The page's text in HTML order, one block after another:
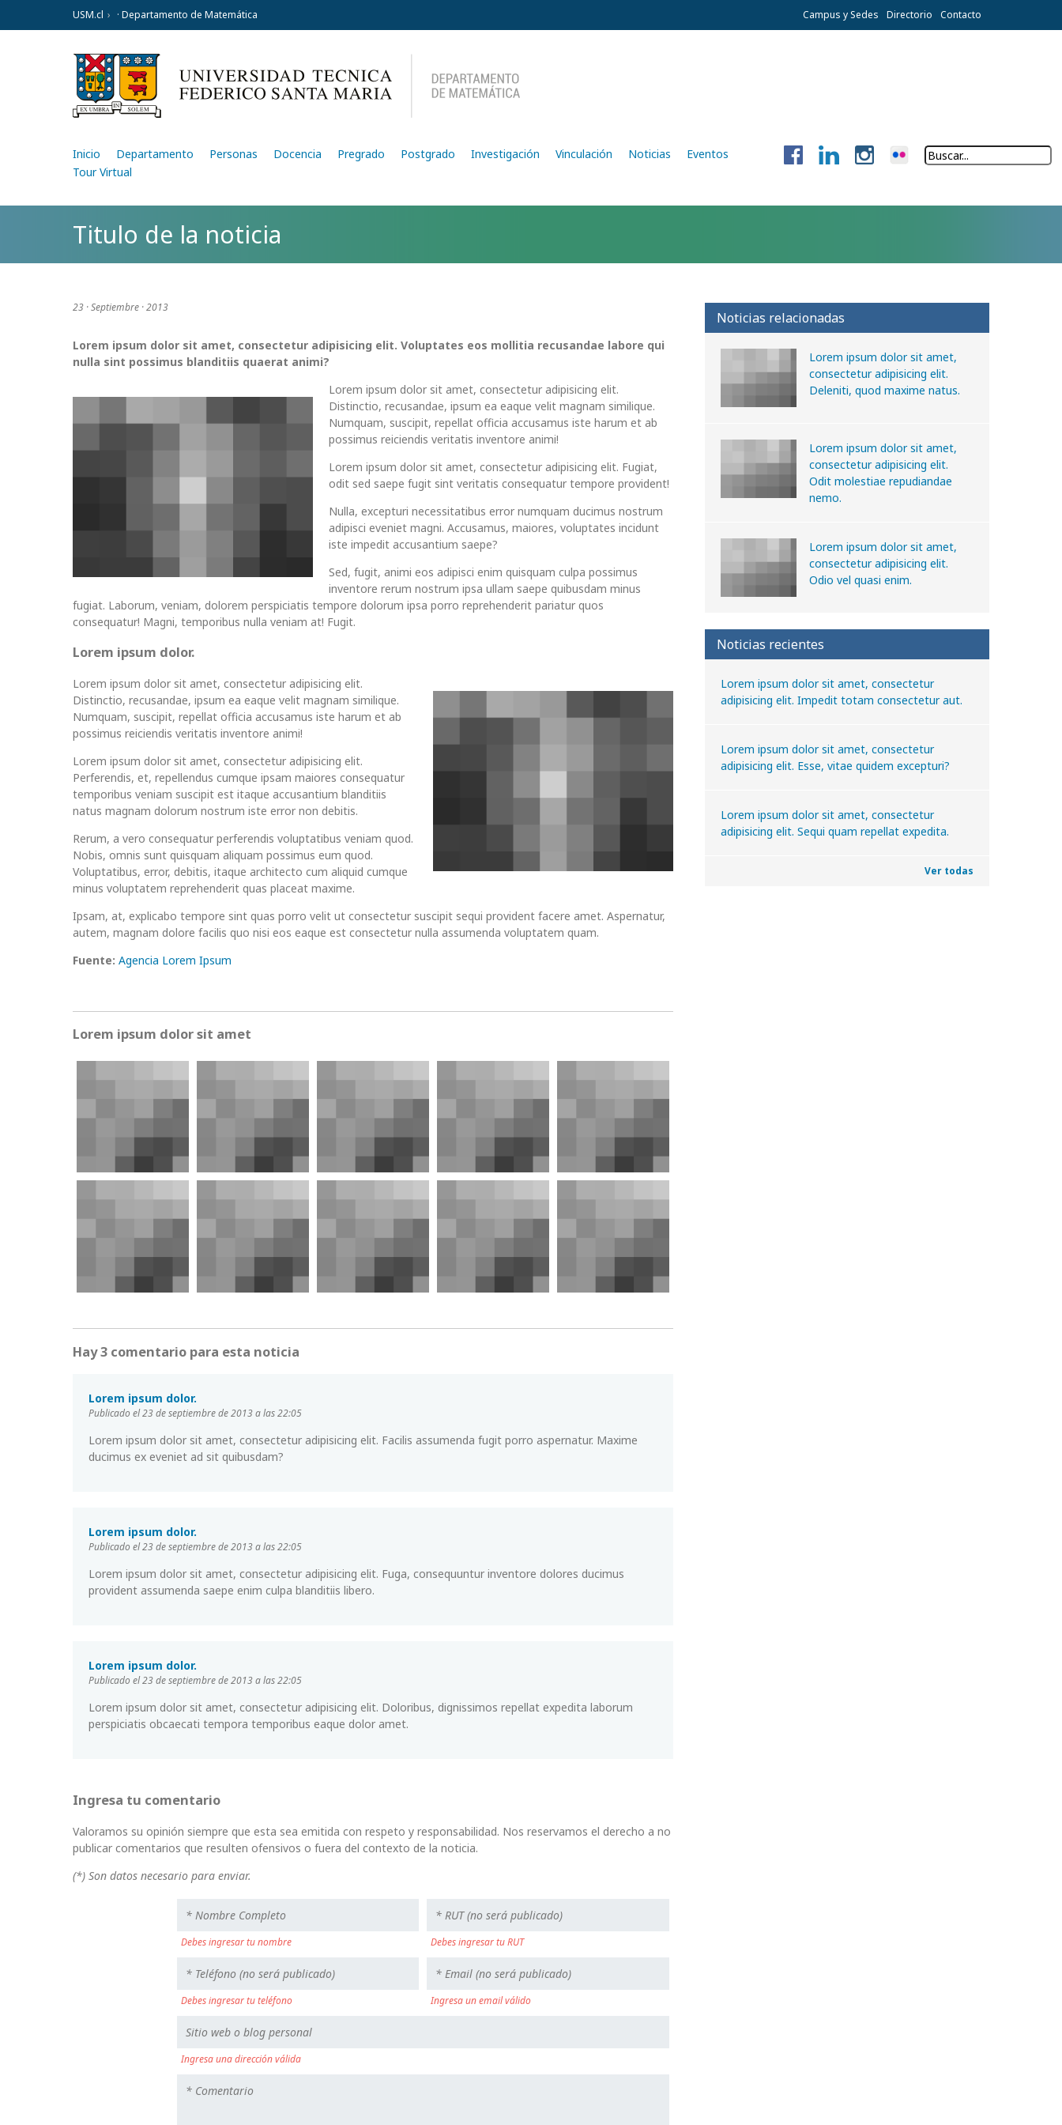
USM.cl · Departamento de Matemática Campus y Sedes Directorio Contacto
Inicio Departamento Personas Docencia Pregrado Postgrado Investigación Vinculación Noticias
Eventos
Tour Virtual
Titulo de la noticia
23 · Septiembre · 2013
Lorem ipsum dolor sit amet, consectetur adipisicing elit. Voluptates eos mollitia recusandae labore qui
nulla sint possimus blanditiis quaerat animi?
Lorem ipsum dolor sit amet, consectetur adipisicing elit.
Distinctio, recusandae, ipsum ea eaque velit magnam similique.
Numquam, suscipit, repellat officia accusamus iste harum et ab
possimus reiciendis veritatis inventore animi!
Lorem ipsum dolor sit amet, consectetur adipisicing elit. Fugiat,
odit sed saepe fugit sint veritatis consequatur tempore provident!
Nulla, excepturi necessitatibus error numquam ducimus nostrum
adipisci eveniet magni. Accusamus, maiores, voluptates incidunt
iste impedit accusantium saepe?
Sed, fugit, animi eos adipisci enim quisquam culpa possimus
inventore rerum nostrum ipsa ullam saepe quibusdam minus
fugiat. Laborum, veniam, dolorem perspiciatis tempore dolorum ipsa porro reprehenderit pariatur quos
consequatur! Magni, temporibus nulla veniam at! Fugit.
Lorem ipsum dolor.
Lorem ipsum dolor sit amet, consectetur adipisicing elit.
Distinctio, recusandae, ipsum ea eaque velit magnam similique.
Numquam, suscipit, repellat officia accusamus iste harum et ab
possimus reiciendis veritatis inventore animi!
Lorem ipsum dolor sit amet, consectetur adipisicing elit.
Perferendis, et, repellendus cumque ipsam maiores consequatur
temporibus veniam suscipit est itaque accusantium blanditiis
natus magnam dolorum nostrum iste error non debitis.
Rerum, a vero consequatur perferendis voluptatibus veniam quod.
Nobis, omnis sunt quisquam aliquam possimus eum quod.
Voluptatibus, error, debitis, itaque architecto cum aliquid cumque
minus voluptatem reprehenderit quas placeat maxime.
Ipsam, at, explicabo tempore sint quas porro velit ut consectetur suscipit sequi provident facere amet. Aspernatur,
autem, magnam dolore facilis quo nisi eos eaque est consectetur nulla assumenda voluptatem quam.
Fuente: Agencia Lorem Ipsum
Lorem ipsum dolor sit amet
Hay 3 comentario para esta noticia
Lorem ipsum dolor.
Publicado el 23 de septiembre de 2013 a las 22:05
Lorem ipsum dolor sit amet, consectetur adipisicing elit. Facilis assumenda fugit porro aspernatur. Maxime
ducimus ex eveniet ad sit quibusdam?
Lorem ipsum dolor.
Publicado el 23 de septiembre de 2013 a las 22:05
Lorem ipsum dolor sit amet, consectetur adipisicing elit. Fuga, consequuntur inventore dolores ducimus
provident assumenda saepe enim culpa blanditiis libero.
Lorem ipsum dolor.
Publicado el 23 de septiembre de 2013 a las 22:05
Lorem ipsum dolor sit amet, consectetur adipisicing elit. Doloribus, dignissimos repellat expedita laborum
perspiciatis obcaecati tempora temporibus eaque dolor amet.
Ingresa tu comentario
Valoramos su opinión siempre que esta sea emitida con respeto y responsabilidad. Nos reservamos el derecho a no
publicar comentarios que resulten ofensivos o fuera del contexto de la noticia.
(*) Son datos necesario para enviar.
Debes ingresar tu nombre Debes ingresar tu RUT
Debes ingresar tu teléfono Ingresa un email válido
Ingresa una dirección válida
Noticias relacionadas
Lorem ipsum dolor sit amet,
consectetur adipisicing elit.
Deleniti, quod maxime natus.
Lorem ipsum dolor sit amet,
consectetur adipisicing elit.
Odit molestiae repudiandae
nemo.
Lorem ipsum dolor sit amet,
consectetur adipisicing elit.
Odio vel quasi enim.
Noticias recientes
Lorem ipsum dolor sit amet, consectetur
adipisicing elit. Impedit totam consectetur aut.
Lorem ipsum dolor sit amet, consectetur
adipisicing elit. Esse, vitae quidem excepturi?
Lorem ipsum dolor sit amet, consectetur
adipisicing elit. Sequi quam repellat expedita.
Ver todas